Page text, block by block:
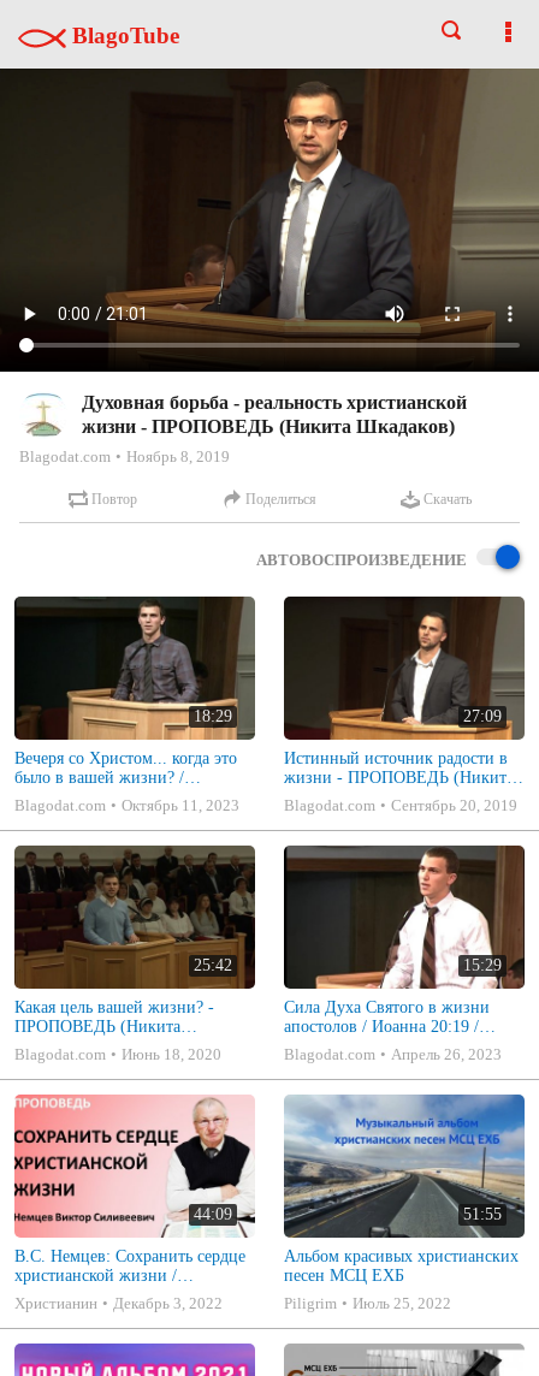
BlagoTube
Духовная борьба - реальность христианской
жизни - ПРОПОВЕДЬ (Никита Шкадаков)
Blagodat.com Ноябрь 8, 2019
Повтор Поделиться Скачать
АВТОВОСПРОИЗВЕДЕНИЕ
18:29
Вечеря со Христом... когда это
было в вашей жизни? /
Откровение 3:20 / ПРОПОВЕДЬ
/ Никита Шкадаков
Blagodat.com Октябрь 11, 2023
27:09
Истинный источник радости в
жизни - ПРОПОВЕДЬ (Никита
Шкадаков)
Blagodat.com Сентябрь 20, 2019
25:42
Какая цель вашей жизни? -
ПРОПОВЕДЬ (Никита
Шкадаков)
Blagodat.com Июнь 18, 2020
15:29
Сила Духа Святого в жизни
апостолов / Иоанна 20:19 /
ПРОПОВЕДЬ / Никита
Шкадаков
Blagodat.com Апрель 26, 2023
44:09
В.С. Немцев: Сохранить сердце
христианской жизни /
проповедь (Лк.6:31-36)
Христианин Декабрь 3, 2022
51:55
Альбом красивых христианских
песен МСЦ ЕХБ
Piligrim
Июль 25, 2022